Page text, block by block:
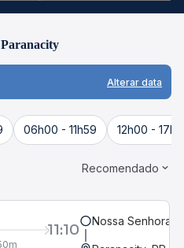
Paranacity
Alterar data
06h00 - 11h59 12h00 -
Recomendado
11:10 Nossa Senhora